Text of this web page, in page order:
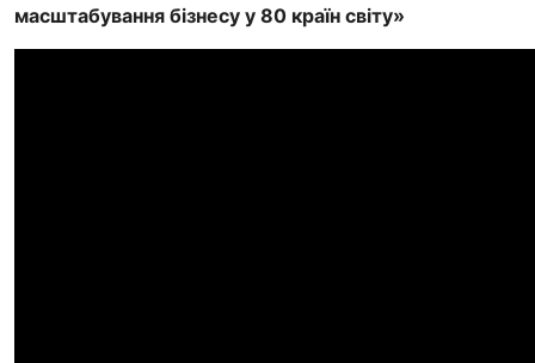
масштабування бізнесу у 80 країн світу»